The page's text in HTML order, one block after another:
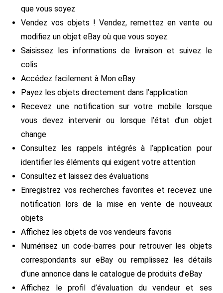
que vous soyez
Vendez vos objets ! Vendez, remettez en vente ou
modifiez un objet eBay où que vous soyez.
Saisissez les informations de livraison et suivez le
colis
Accédez facilement à Mon eBay
Payez les objets directement dans l’application
Recevez une notification sur votre mobile lorsque
vous devez intervenir ou lorsque l’état d’un objet
change
Consultez les rappels intégrés à l’application pour
identifier les éléments qui exigent votre attention
Consultez et laissez des évaluations
Enregistrez vos recherches favorites et recevez une
notification lors de la mise en vente de nouveaux
objets
Affichez les objets de vos vendeurs favoris
Numérisez un code-barres pour retrouver les objets
correspondants sur eBay ou remplissez les détails
d’une annonce dans le catalogue de produits d’eBay
Affichez le profil d’évaluation du vendeur et ses